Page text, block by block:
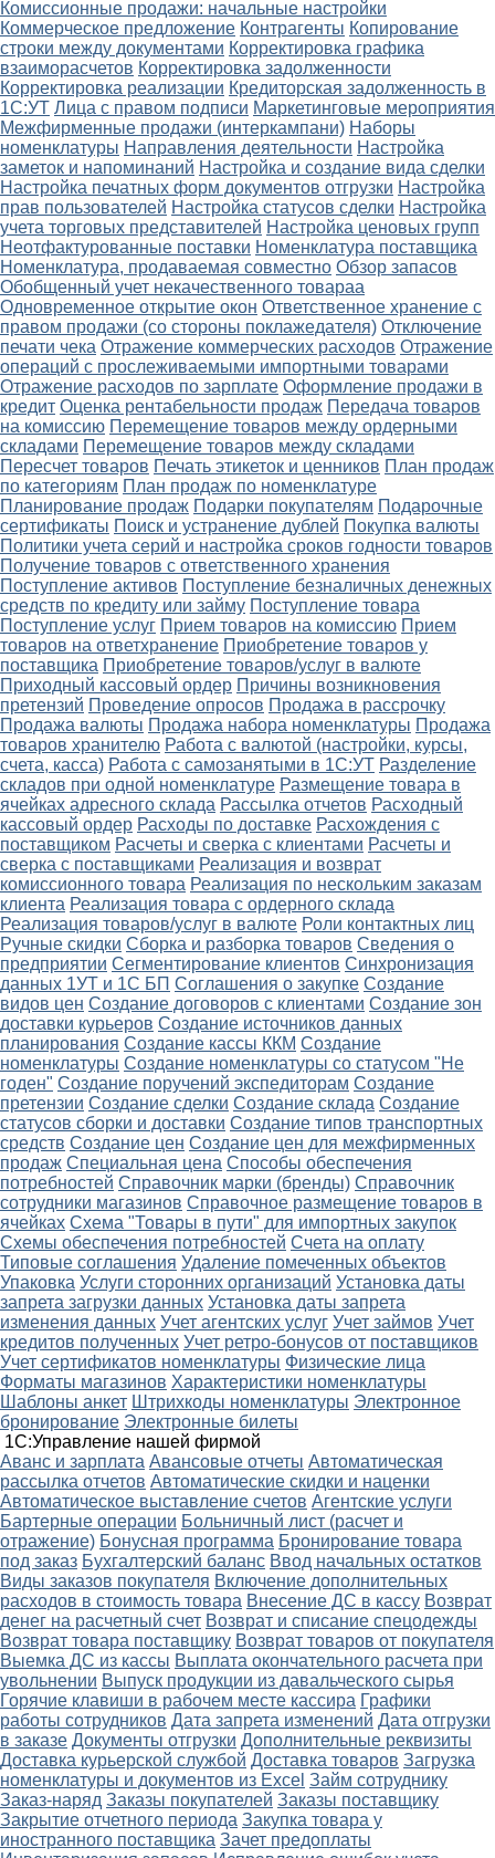
Комиссионные продажи: начальные настройки
Коммерческое предложение Контрагенты Копирование
строки между документами Корректировка графика
взаиморасчетов Корректировка задолженности
Корректировка реализации Кредиторская задолженность в
1С:УТ Лица с правом подписи Маркетинговые мероприятия
Межфирменные продажи (интеркампани) Наборы
номенклатуры Направления деятельности Настройка
заметок и напоминаний Настройка и создание вида сделки
Настройка печатных форм документов отгрузки Настройка
прав пользователей Настройка статусов сделки Настройка
учета торговых представителей Настройка ценовых групп
Неотфактурованные поставки Номенклатура поставщика
Номенклатура, продаваемая совместно Обзор запасов
Обобщенный учет некачественного товараа
Одновременное открытие окон Ответственное хранение с
правом продажи (со стороны поклажедателя) Отключение
печати чека Отражение коммерческих расходов Отражение
операций с прослеживаемыми импортными товарами
Отражение расходов по зарплате Оформление продажи в
кредит Оценка рентабельности продаж Передача товаров
на комиссию Перемещение товаров между ордерными
складами Перемещение товаров между складами
Пересчет товаров Печать этикеток и ценников План продаж
по категориям План продаж по номенклатуре
Планирование продаж Подарки покупателям Подарочные
сертификаты Поиск и устранение дублей Покупка валюты
Политики учета серий и настройка сроков годности товаров
Получение товаров с ответственного хранения
Поступление активов Поступление безналичных денежных
средств по кредиту или займу Поступление товара
Поступление услуг Прием товаров на комиссию Прием
товаров на ответхранение Приобретение товаров у
поставщика Приобретение товаров/услуг в валюте
Приходный кассовый ордер Причины возникновения
претензий Проведение опросов Продажа в рассрочку
Продажа валюты Продажа набора номенклатуры Продажа
товаров хранителю Работа с валютой (настройки, курсы,
счета, касса) Работа с самозанятыми в 1С:УТ Разделение
складов при одной номенклатуре Размещение товара в
ячейках адресного склада Рассылка отчетов Расходный
кассовый ордер Расходы по доставке Расхождения с
поставщиком Расчеты и сверка с клиентами Расчеты и
сверка с поставщиками Реализация и возврат
комиссионного товара Реализация по нескольким заказам
клиента Реализация товара с ордерного склада
Реализация товаров/услуг в валюте Роли контактных лиц
Ручные скидки Сборка и разборка товаров Сведения о
предприятии Сегментирование клиентов Синхронизация
данных 1УТ и 1С БП Соглашения о закупке Создание
видов цен Создание договоров с клиентами Создание зон
доставки курьеров Создание источников данных
планирования Создание кассы ККМ Создание
номенклатуры Создание номенклатуры со статусом "Не
годен" Создание поручений экспедиторам Создание
претензии Создание сделки Создание склада Создание
статусов сборки и доставки Создание типов транспортных
средств Создание цен Создание цен для межфирменных
продаж Специальная цена Способы обеспечения
потребностей Справочник марки (бренды) Справочник
сотрудники магазинов Справочное размещение товаров в
ячейках Схема "Товары в пути" для импортных закупок
Схемы обеспечения потребностей Счета на оплату
Типовые соглашения Удаление помеченных объектов
Упаковка Услуги сторонних организаций Установка даты
запрета загрузки данных Установка даты запрета
изменения данных Учет агентских услуг Учет займов Учет
кредитов полученных Учет ретро-бонусов от поставщиков
Учет сертификатов номенклатуры Физические лица
Форматы магазинов Характеристики номенклатуры
Шаблоны анкет Штрихкоды номенклатуры Электронное
бронирование Электронные билеты
1С:Управление нашей фирмой
Аванс и зарплата Авансовые отчеты Автоматическая
рассылка отчетов Автоматические скидки и наценки
Автоматическое выставление счетов Агентские услуги
Бартерные операции Больничный лист (расчет и
отражение) Бонусная программа Бронирование товара
под заказ Бухгалтерский баланс Ввод начальных остатков
Виды заказов покупателя Включение дополнительных
расходов в стоимость товара Внесение ДС в кассу Возврат
денег на расчетный счет Возврат и списание спецодежды
Возврат товара поставщику Возврат товаров от покупателя
Выемка ДС из кассы Выплата окончательного расчета при
увольнении Выпуск продукции из давальческого сырья
Горячие клавиши в рабочем месте кассира Графики
работы сотрудников Дата запрета изменений Дата отгрузки
в заказе Документы отгрузки Дополнительные реквизиты
Доставка курьерской службой Доставка товаров Загрузка
номенклатуры и документов из Excel Займ сотруднику
Заказ-наряд Заказы покупателей Заказы поставщику
Закрытие отчетного периода Закупка товара у
иностранного поставщика Зачет предоплаты